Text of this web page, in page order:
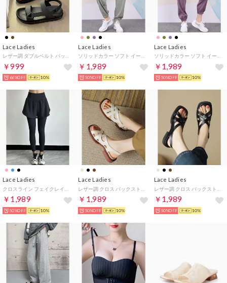
Lace Ladies
￥999
66%OFF 10%
Lace Ladies
￥1,989
50%OFF 10%
Lace Ladies
￥1,989
50%OFF 10%
Lace Ladies
￥1,989
50%OFF 10%
Lace Ladies
￥1,989
50%OFF 10%
Lace Ladies
￥1,989
50%OFF 10%